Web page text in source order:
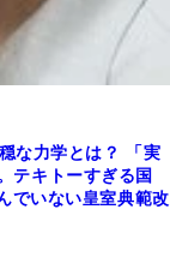
な力学とは？ 「実
テキトーすぎる国
でいない皇室典範改